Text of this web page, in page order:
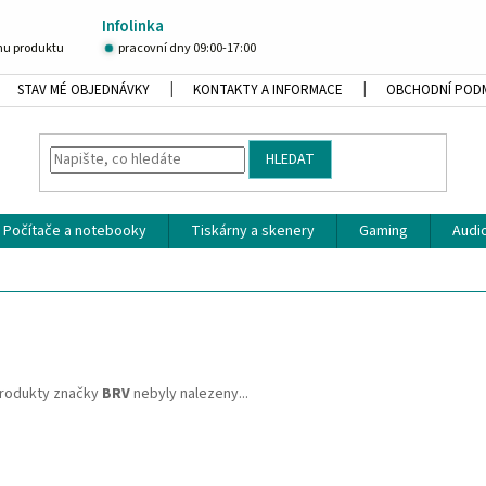
Infolinka
produktu pracovní dny 09:00-17:00
STAV MÉ OBJEDNÁVKY KONTAKTY A INFORMACE OBCHODNÍ
HLEDAT
Počítače a notebooky Tiskárny a skenery Gaming
značky BRVnebyly nalezeny...